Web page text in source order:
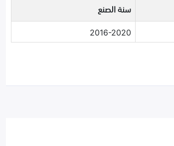
سنة الصنع
2016-2020